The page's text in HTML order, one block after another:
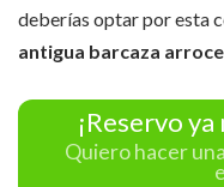
deberías optar por esta
antigua barcaza
¡Reservo
Quiero hacer